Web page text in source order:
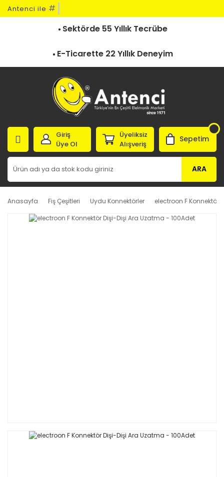
Antenci ile #
Sektörde 55 Yıllık Tecrübe
E-Ticarette 22 Yıllık Deneyim
ARA
Giriş
Üye Ol
Üyeliksiz
Alışveriş
Sepetim
Anasayfa Fiş Çeşitleri Uydu Konnektörler electroon F Konnektör